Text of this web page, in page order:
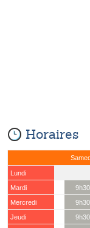
Horaires
Lundi
Mardi
Mercredi
Jeudi